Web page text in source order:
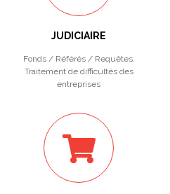
JUDICIAIRE
Fonds / Référés / Requêtes.
Traitement de difficultés des
entreprises